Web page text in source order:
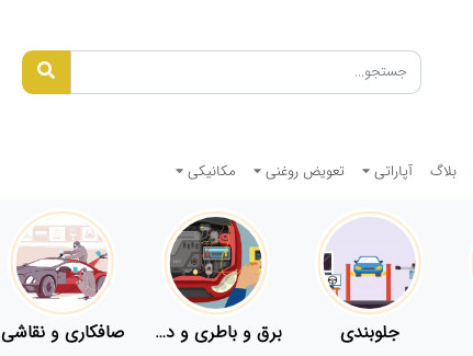
بلاگ آپاراتی تعویض روغنی مکانیکی
جلوبندی برق و باطری و دیاگ صافکاری و نقاشی